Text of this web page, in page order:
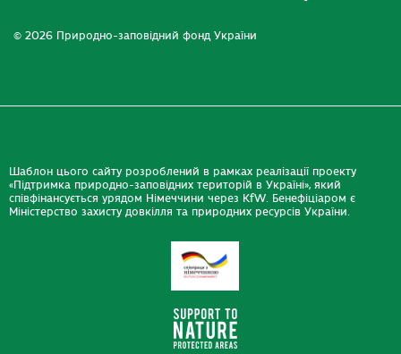
© 2026 Природно-заповідний фонд України
Шаблон цього сайту розроблений в рамках реалізації проекту
«Підтримка природно-заповідних територій в Україні», який
співфінансується урядом Німеччини через KfW. Бенефіціаром є
Міністерство захисту довкілля та природних ресурсів України.